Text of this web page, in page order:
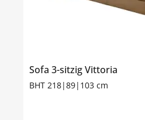
Sofa 3-sitzigVittoria
BHT 218|89|103 cm